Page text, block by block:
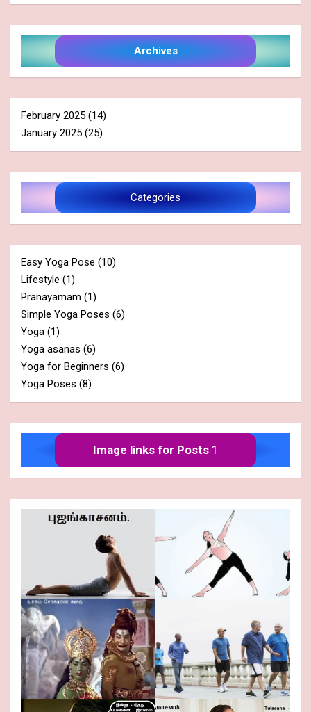
Archives
February 2025 (14)
January 2025 (25)
Categories
Easy Yoga Pose (10)
Lifestyle (1)
Pranayamam (1)
Simple Yoga Poses (6)
Yoga (1)
Yoga asanas (6)
Yoga for Beginners (6)
Yoga Poses (8)
Image links for Posts 1